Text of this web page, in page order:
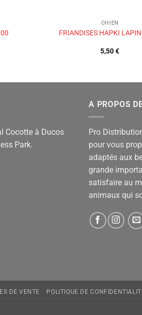
CHIEN
FRIANDISES HAPKI
5,50€
Cocotte à Ducos
Park.
A PROPOS
Pro
pour vous
adaptés aux
grande
satisfaire au
animaux qui
DE VENTE POLITIQUE DE